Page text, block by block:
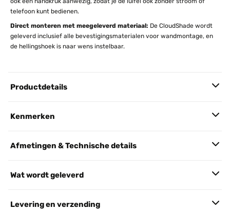
telefoon kunt bedienen.
Direct monteren met meegeleverd materiaal: De CloudShade wordt
geleverd inclusief alle bevestigingsmaterialen voor wandmontage, en
de hellingshoek is naar wens instelbaar.
Productdetails
Kenmerken
Afmetingen & Technische details
Wat wordt geleverd
Levering en verzending